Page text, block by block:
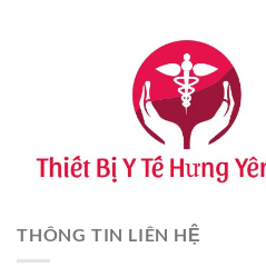
THÔNG TIN LIÊN HỆ